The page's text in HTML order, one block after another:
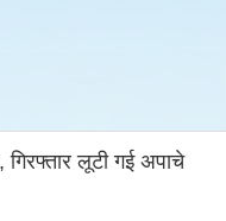
लूटी गई अपाचे